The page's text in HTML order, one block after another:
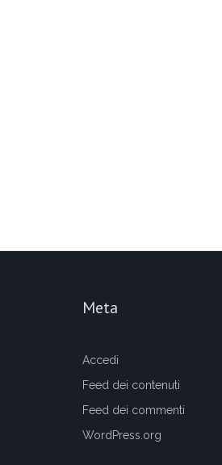
Meta
Accedi
Feed dei contenuti
Feed dei commenti
WordPress.org